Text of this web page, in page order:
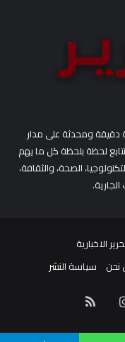
ومحدثة على مدار
نتابع لحظة بلحظة كل ما يهم
الصحة، والثقافة،
الاخبارية
نحن سياسة النشر
انستقرام
الموقع